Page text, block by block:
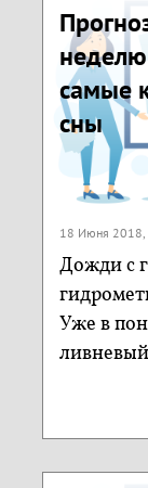
самые
сны
18 Июня 2018,
Дожди с
Уже в